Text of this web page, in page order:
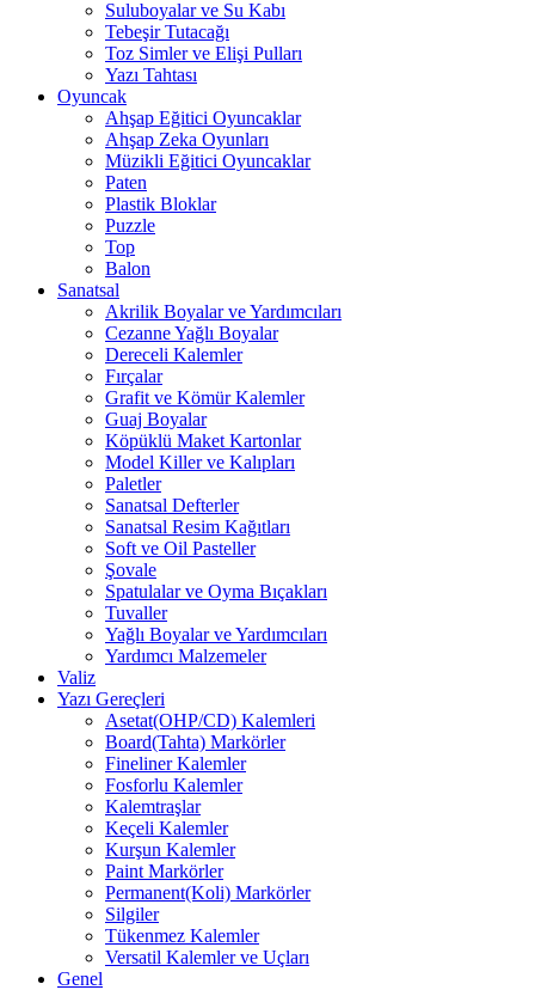
Suluboyalar ve Su Kabı
Tebeşir Tutacağı
Toz Simler ve Elişi Pulları
Yazı Tahtası
Oyuncak
Ahşap Eğitici Oyuncaklar
Ahşap Zeka Oyunları
Müzikli Eğitici Oyuncaklar
Paten
Plastik Bloklar
Puzzle
Top
Balon
Sanatsal
Akrilik Boyalar ve Yardımcıları
Cezanne Yağlı Boyalar
Dereceli Kalemler
Fırçalar
Grafit ve Kömür Kalemler
Guaj Boyalar
Köpüklü Maket Kartonlar
Model Killer ve Kalıpları
Paletler
Sanatsal Defterler
Sanatsal Resim Kağıtları
Soft ve Oil Pasteller
Şovale
Spatulalar ve Oyma Bıçakları
Tuvaller
Yağlı Boyalar ve Yardımcıları
Yardımcı Malzemeler
Valiz
Yazı Gereçleri
Asetat(OHP/CD) Kalemleri
Board(Tahta) Markörler
Fineliner Kalemler
Fosforlu Kalemler
Kalemtraşlar
Keçeli Kalemler
Kurşun Kalemler
Paint Markörler
Permanent(Koli) Markörler
Silgiler
Tükenmez Kalemler
Versatil Kalemler ve Uçları
Genel